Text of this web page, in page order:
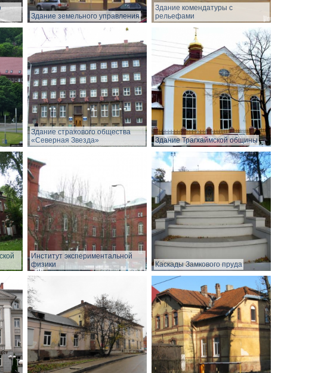
Здание земельного управления
Здание комендатуры с
рельефами
Здание страхового общества
«Северная Звезда»
Здание Трагхаймской общины
Институт экспериментальной
физики
Каскады Замкового пруда